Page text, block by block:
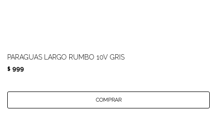
PARAGUAS LARGO RUMBO 10V GRIS
$ 999